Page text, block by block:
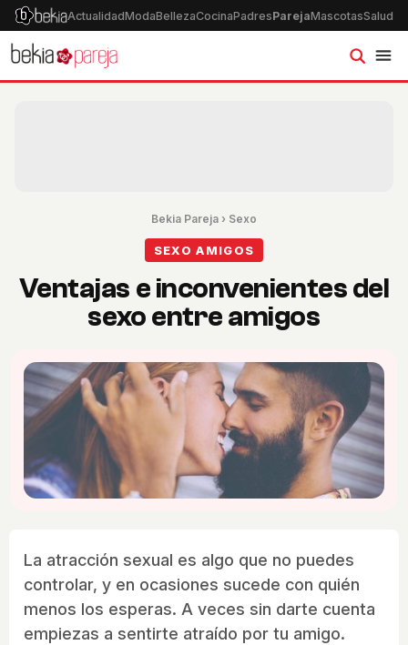
ActualidadModaBellezaCocinaPadresParejaMascotasSalud
Bekia Pareja › Sexo
SEXO AMIGOS
Ventajas e inconvenientes del
sexo entre amigos
La atracción sexual es algo que no puedes
controlar, y en ocasiones sucede con quién
menos los esperas. A veces sin darte cuenta
empiezas a sentirte atraído por tu amigo.